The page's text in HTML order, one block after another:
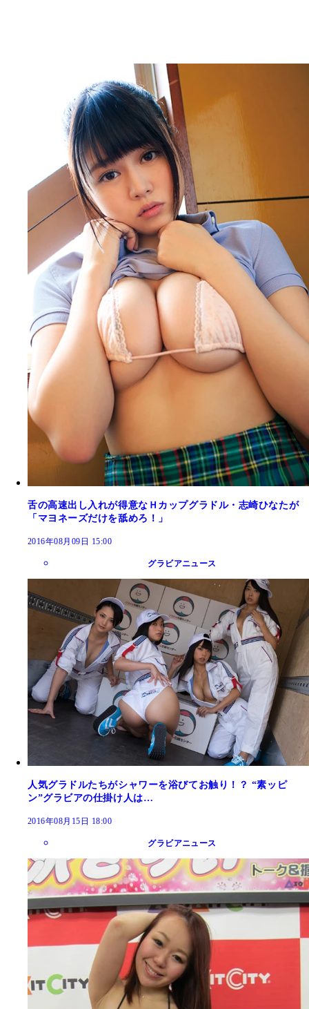
舌の高速出し入れが得意なＨカップグラドル・志崎ひなたが
「マヨネーズだけを舐めろ！」
2016年08月09日 15:00
グラビアニュース
人気グラドルたちがシャワーを浴びてお触り！？ “素ッピ
ン”グラビアの仕掛け人は…
2016年08月15日 18:00
グラビアニュース